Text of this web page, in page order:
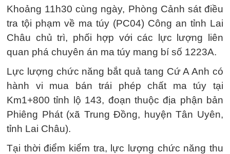
Khoảng 11h30 cùng ngày, Phòng Cảnh sát điều
tra tội phạm về ma túy (PC04) Công an tỉnh Lai
Châu chủ trì, phối hợp với các lực lượng liên
quan phá chuyên án ma túy mang bí số 1223A.
Lực lượng chức năng bắt quả tang Cứ A Anh có
hành vi mua bán trái phép chất ma túy tại
Km1+800 tỉnh lộ 143, đoạn thuộc địa phận bản
Phiêng Phát (xã Trung Đồng, huyện Tân Uyên,
tỉnh Lai Châu).
Tại thời điểm kiểm tra, lực lượng chức năng thu